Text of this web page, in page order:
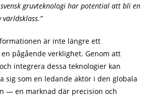
gruvteknologi har potential att bli en
är inte längre ett
pågående verklighet. Genom att
integrera dessa teknologier kan
sig som en ledande aktör i den globala
— en marknad där precision och